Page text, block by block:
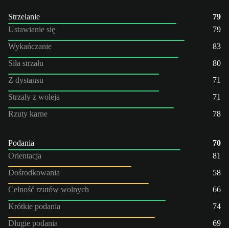
Strzelanie
79
Ustawianie się
79
Wykańczanie
83
Siła strzału
80
Z dystansu
71
Strzały z woleja
71
Rzuty karne
78
Podania
70
Orientacja
81
Dośrodkowania
58
Celność rzutów wolnych
66
Krótkie podania
74
Długie podania
69